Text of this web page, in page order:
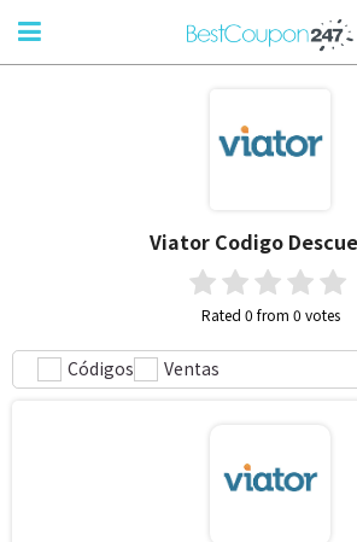
Viator Codigo
Rated 0 from 0 votes
Códigos Ventas